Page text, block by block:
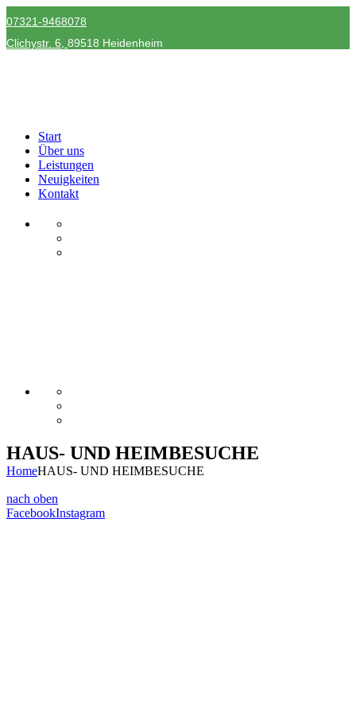
07321-9468078
Clichystr. 6, 89518 Heidenheim
Start
Über uns
Leistungen
Neuigkeiten
Kontakt
HAUS- UND HEIMBESUCHE
HomeHAUS- UND HEIMBESUCHE
nach oben
FacebookInstagram